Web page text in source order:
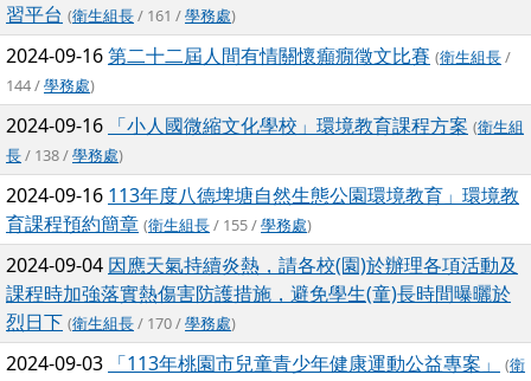
習平台 (衛生組長/ 161 /學務處)
2024-09-16第二十二屆人間有情關懷癲癇徵文比賽 (衛生組長/
144 /學務處)
2024-09-16 「小人國微縮文化學校」環境教育課程方案 (衛生組
長/ 138 /學務處)
2024-09-16 113年度八德埤塘自然生態公園環境教育」環境教
育課程預約簡章 (衛生組長/ 155 /學務處)
2024-09-04 因應天氣持續炎熱，請各校(園)於辦理各項活動及
課程時加強落實熱傷害防護措施，避免學生(童)長時間曝曬於
烈日下 (衛生組長/ 170 /學務處)
2024-09-03 「113年桃園市兒童青少年健康運動公益專案」 (衛